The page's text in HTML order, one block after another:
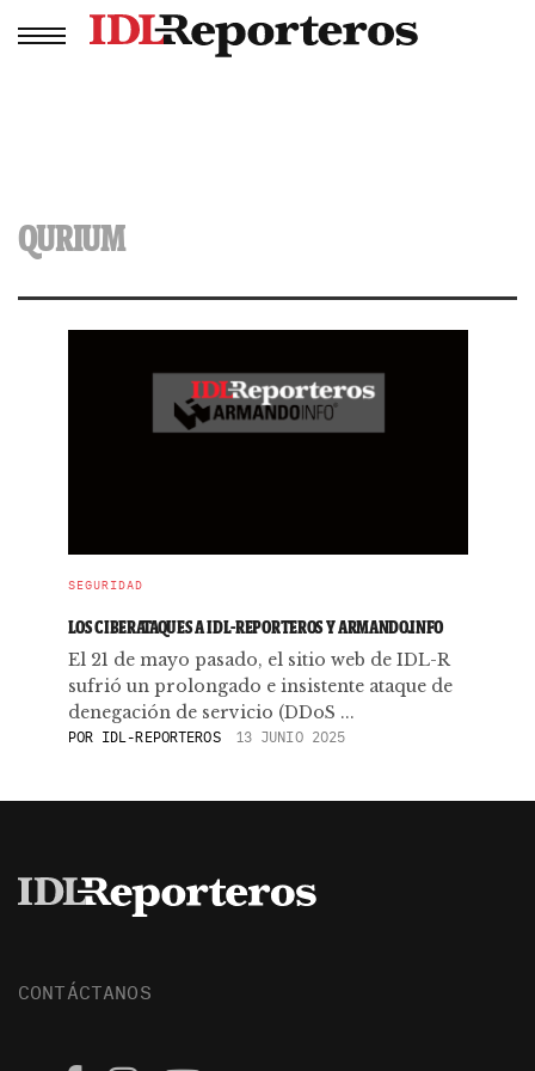
QURIUM
SEGURIDAD
LOS CIBERATAQUES A IDL-REPORTEROS Y ARMANDO.INFO
El 21 de mayo pasado, el sitio web de IDL-R
sufrió un prolongado e insistente ataque de
denegación de servicio (DDoS ...
POR IDL-REPORTEROS 13 JUNIO 2025
CONTÁCTANOS